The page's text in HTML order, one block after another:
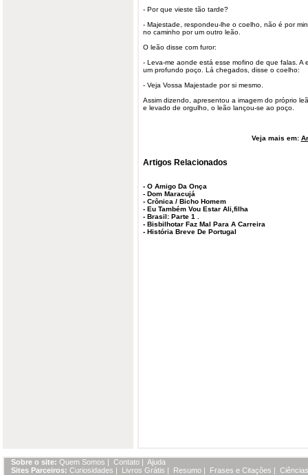
- Por que vieste tão tarde?
- Majestade, respondeu-lhe o coelho, não é por
no caminho por um outro leão.
O leão disse com furor:
- Leva-me aonde está esse mofino de que falas. A
um profundo poço. Lá chegados, disse o coelho:
- Veja Vossa Majestade por si mesmo.
Assim dizendo, apresentou a imagem do próprio
e levado de orgulho, o leão lançou-se ao poço.
Veja mais em:
Artigos Relacionados
- O Amigo Da Onça
- Dom Maracujá
- Crônica / Bicho Homem
- Eu Também Vou Estar Ali,filha
- Brasil: Parte 1 .
- Bisbilhotar Faz Mal Para A Carreira
- História Breve De Portugal
Sobre o site: Quem Somos | Contato | Ajuda
Sites Parceiros: Curiosidades | Livros Grátis | Resumo | Frases e Citações |